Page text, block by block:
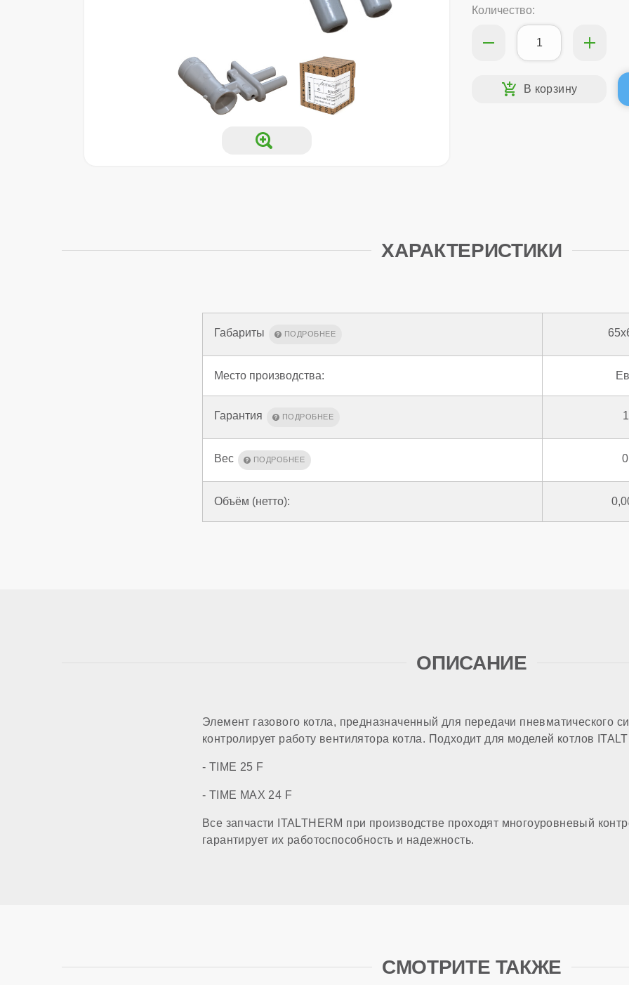
Количество:
ХАРАКТЕРИСТИКИ
Габариты
Место производства:
Гарантия
Вес
Объём (нетто):
ОПИСАНИЕ
Элемент газового котла, предназначенный для передачи пневматического
контролирует работу вентилятора котла. Подходит для моделей котлов
- TIME 25 F
- TIME MAX 24 F
Все запчасти ITALTHERM при производстве проходят многоуровневый
гарантирует их работоспособность и надежность.
СМОТРИТЕ ТАКЖЕ